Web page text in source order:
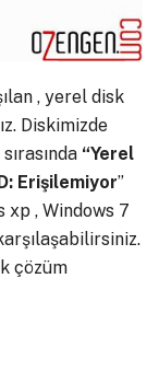
, yerel disk
Diskimizde
“Yerel
Erişilemiyor”
xp , Windows 7
çözüm